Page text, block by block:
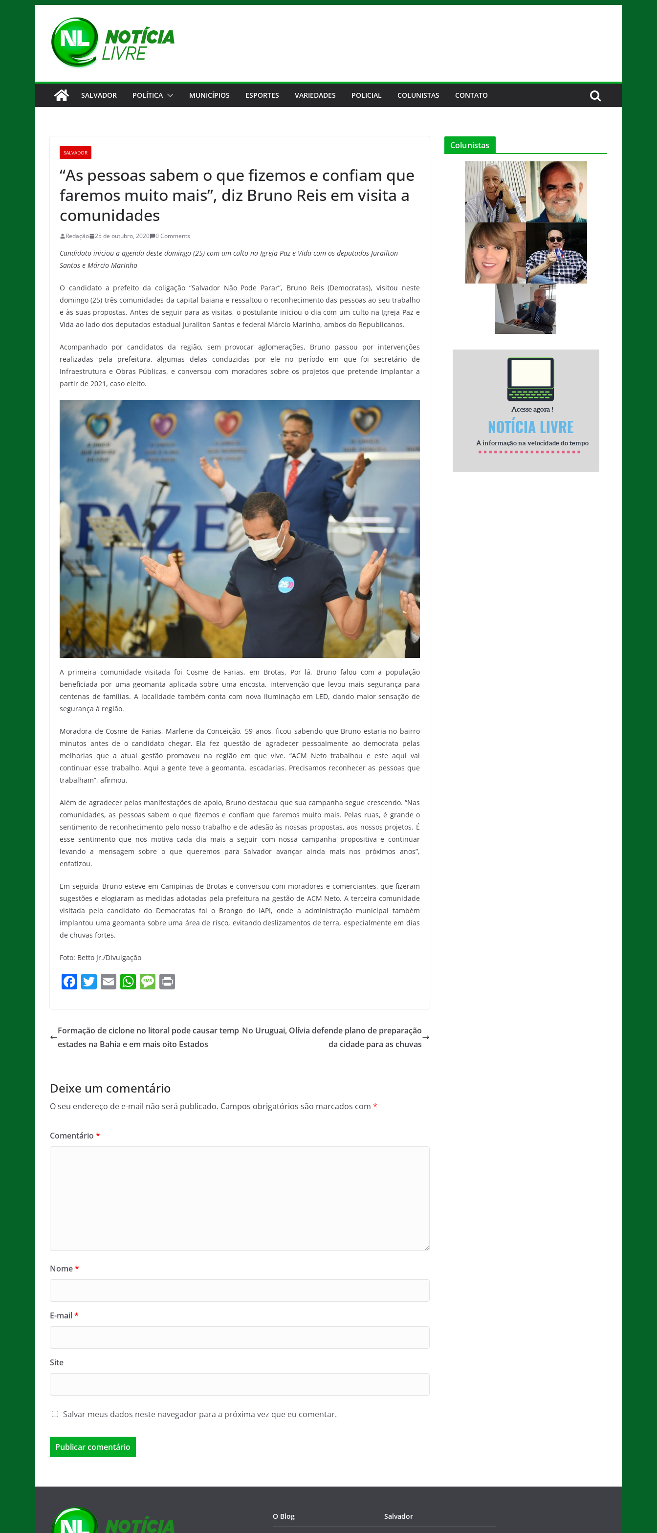
conteúdo
SALVADOR POLÍTICA MUNICÍPIOS ESPORTES VARIEDADES POLICIAL COLUNISTAS CONTATO
SALVADOR
“As pessoas sabem o que fizemos e confiam que
faremos muito mais”, diz Bruno Reis em visita a
comunidades
Redação 25 de outubro, 2020 0 Comments
Candidato iniciou a agenda deste domingo (25) com um culto na Igreja Paz e Vida com os deputados Jurailton
Santos e Márcio Marinho
O candidato a prefeito da coligação “Salvador Não Pode Parar”, Bruno Reis (Democratas), visitou neste
domingo (25) três comunidades da capital baiana e ressaltou o reconhecimento das pessoas ao seu trabalho
e às suas propostas. Antes de seguir para as visitas, o postulante iniciou o dia com um culto na Igreja Paz e
Vida ao lado dos deputados estadual Jurailton Santos e federal Márcio Marinho, ambos do Republicanos.
Acompanhado por candidatos da região, sem provocar aglomerações, Bruno passou por intervenções
realizadas pela prefeitura, algumas delas conduzidas por ele no período em que foi secretário de
Infraestrutura e Obras Públicas, e conversou com moradores sobre os projetos que pretende implantar a
partir de 2021, caso eleito.
A primeira comunidade visitada foi Cosme de Farias, em Brotas. Por lá, Bruno falou com a população
beneficiada por uma geomanta aplicada sobre uma encosta, intervenção que levou mais segurança para
centenas de famílias. A localidade também conta com nova iluminação em LED, dando maior sensação de
segurança à região.
Moradora de Cosme de Farias, Marlene da Conceição, 59 anos, ficou sabendo que Bruno estaria no bairro
minutos antes de o candidato chegar. Ela fez questão de agradecer pessoalmente ao democrata pelas
melhorias que a atual gestão promoveu na região em que vive. “ACM Neto trabalhou e este aqui vai
continuar esse trabalho. Aqui a gente teve a geomanta, escadarias. Precisamos reconhecer as pessoas que
trabalham”, afirmou.
Além de agradecer pelas manifestações de apoio, Bruno destacou que sua campanha segue crescendo. “Nas
comunidades, as pessoas sabem o que fizemos e confiam que faremos muito mais. Pelas ruas, é grande o
sentimento de reconhecimento pelo nosso trabalho e de adesão às nossas propostas, aos nossos projetos. É
esse sentimento que nos motiva cada dia mais a seguir com nossa campanha propositiva e continuar
levando a mensagem sobre o que queremos para Salvador avançar ainda mais nos próximos anos”,
enfatizou.
Em seguida, Bruno esteve em Campinas de Brotas e conversou com moradores e comerciantes, que fizeram
sugestões e elogiaram as medidas adotadas pela prefeitura na gestão de ACM Neto. A terceira comunidade
visitada pelo candidato do Democratas foi o Brongo do IAPI, onde a administração municipal também
implantou uma geomanta sobre uma área de risco, evitando deslizamentos de terra, especialmente em dias
de chuvas fortes.
Foto: Betto Jr./Divulgação
F
a
e
b
k
T
w
er
E
m
l
W
h
s
A
M
e
a
g
Formação de ciclone no litoral pode causar temp
estades na Bahia e em mais oito Estados
No Uruguai, Olívia defende plano de preparação
da cidade para as chuvas
Deixe um comentário
O seu endereço de e-mail não será publicado. Campos obrigatórios são marcados com *
Comentário *
Nome*
E-mail*
Site
Salvar meus dados neste navegador para a próxima vez que eu comentar.
Colunistas
O Blog Salvador